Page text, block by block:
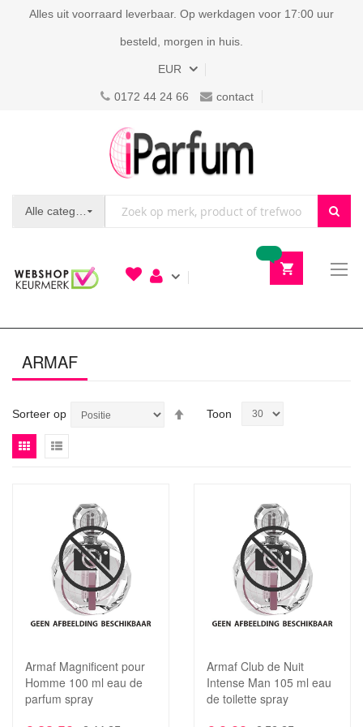
Alles uit voorraard leverbaar. Op werkdagen voor 17:00 uur
besteld, morgen in huis.
EUR
0172 44 24 66 contact
ARMAF
Sorteer op
VanToon
Tonen
Foto-Lijst
Voeg
toe
aan
Toevoegen
om
vergelijken
In Winkelwagen
Armaf Magnificent pour
Homme 100 ml eau de
parfum spray
In Winkelwagen
Armaf Club de Nuit
Intense Man 105 ml eau
de toilette spray